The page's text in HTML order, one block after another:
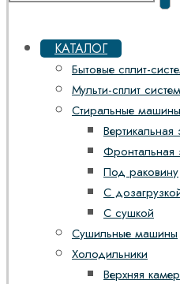
КАТАЛОГ
Бытовые сплит-
Мульти-сплит
Стиральные машины
Вертикальная
Фронтальная
Под раковину
С
С сушкой
Сушильные машины
Холодильники
Верхняя